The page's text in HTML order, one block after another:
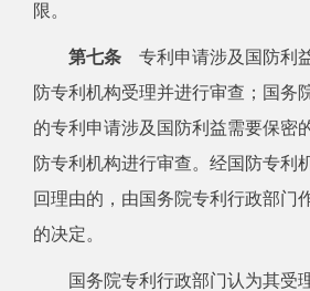
限。
第七条 专利申请涉及国防利
防专利机构受理并进行审查；国务
的专利申请涉及国防利益需要保密
防专利机构进行审查。经国防专利
回理由的，由国务院专利行政部门
的决定。
国务院专利行政部门认为其受